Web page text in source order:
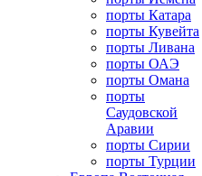
порты Катара
порты Кувейта
порты Ливана
порты ОАЭ
порты Омана
порты
Саудовской
Аравии
порты Сирии
порты Турции